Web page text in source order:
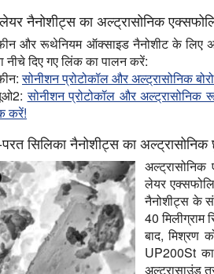
नैनोशीट्स का अल्ट्रासोनिक
और रूथेनियम ऑक्साइड नैनोशीट के लिए
नीचे दिए गए लिंक का पालन करें:
सोनीशन प्रोटोकॉल और अल्ट्रासोनिक
सोनीशन प्रोटोकॉल और अल्ट्रासोनिक
करें!
सिलिका नैनोशीट्स का अल्ट्रासोनिक
अल्ट्रासोनिक
लेयर
नैनोशीट्स के
40
बाद, मिश्रण
UP200St
अल्ट्रासाउंड